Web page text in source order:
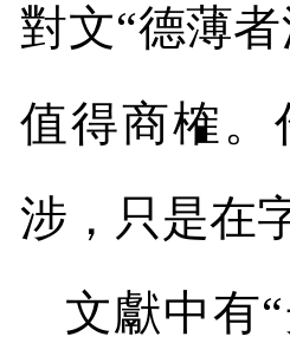
對文“德薄
值得商榷。
涉，只是在
文獻中有